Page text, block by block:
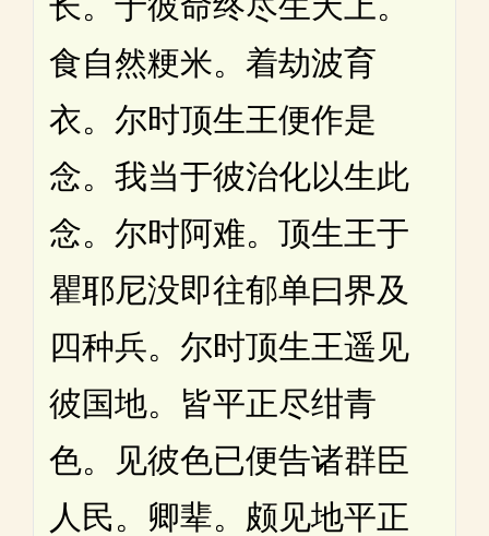
食自然粳米。着劫波育
衣。尔时顶生王便作是
念。我当于彼治化以生此
念。尔时阿难。顶生王于
瞿耶尼没即往郁单曰界及
四种兵。尔时顶生王遥见
彼国地。皆平正尽绀青
色。见彼色已便告诸群臣
人民。卿辈。颇见地平正